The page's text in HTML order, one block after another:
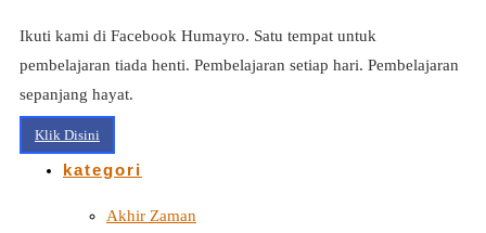
Ikuti kami di Facebook Humayro. Satu tempat untuk
pembelajaran tiada henti. Pembelajaran setiap hari. Pembelajaran
sepanjang hayat.
Klik Disini
kategori
Akhir Zaman